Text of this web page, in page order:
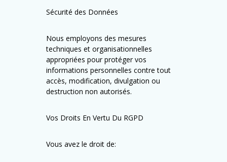
Sécurité des Données
Nous employons des mesures
techniques et organisationnelles
appropriées pour protéger vos
informations personnelles contre tout
accès, modification, divulgation ou
destruction non autorisés.
Vos Droits En Vertu Du RGPD
Vous avez le droit de: